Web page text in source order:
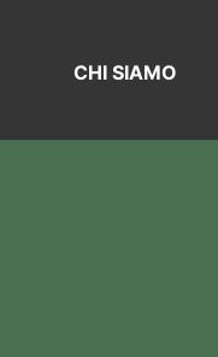
CHI SIAMO